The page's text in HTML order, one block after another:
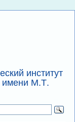
институт
М.Т.